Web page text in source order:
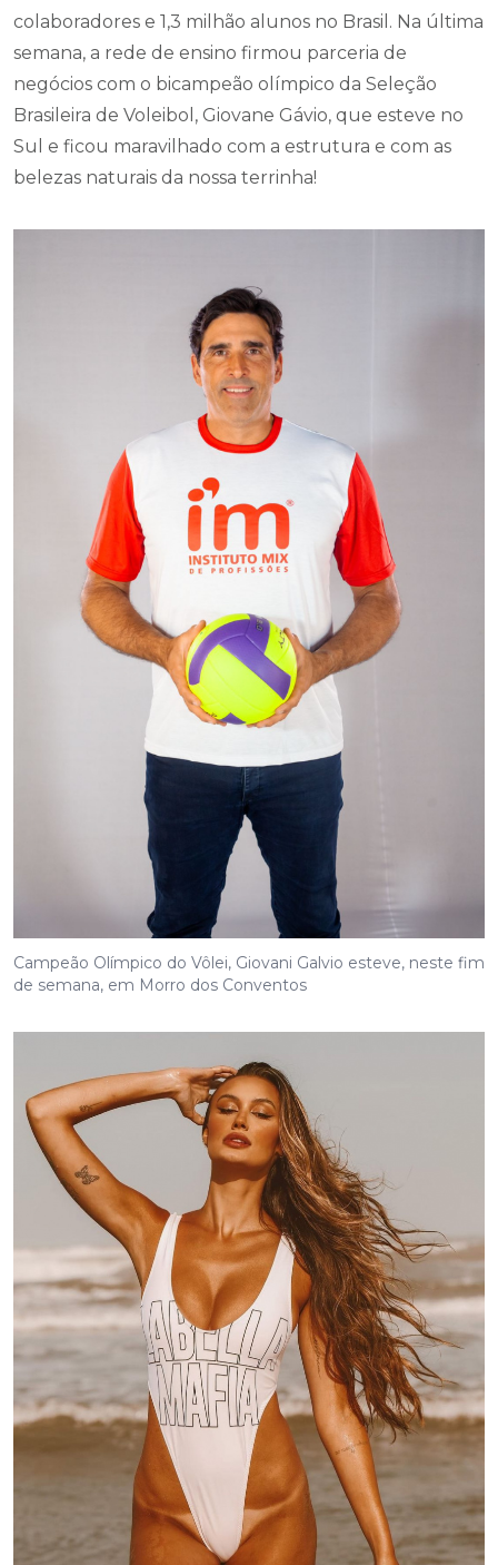
colaboradores e 1,3 milhão alunos no Brasil. Na última
semana, a rede de ensino firmou parceria de
negócios com o bicampeão olímpico da Seleção
Brasileira de Voleibol, Giovane Gávio, que esteve no
Sul e ficou maravilhado com a estrutura e com as
belezas naturais da nossa terrinha!
Campeão Olímpico do Vôlei, Giovani Galvio esteve, neste fim
de semana, em Morro dos Conventos